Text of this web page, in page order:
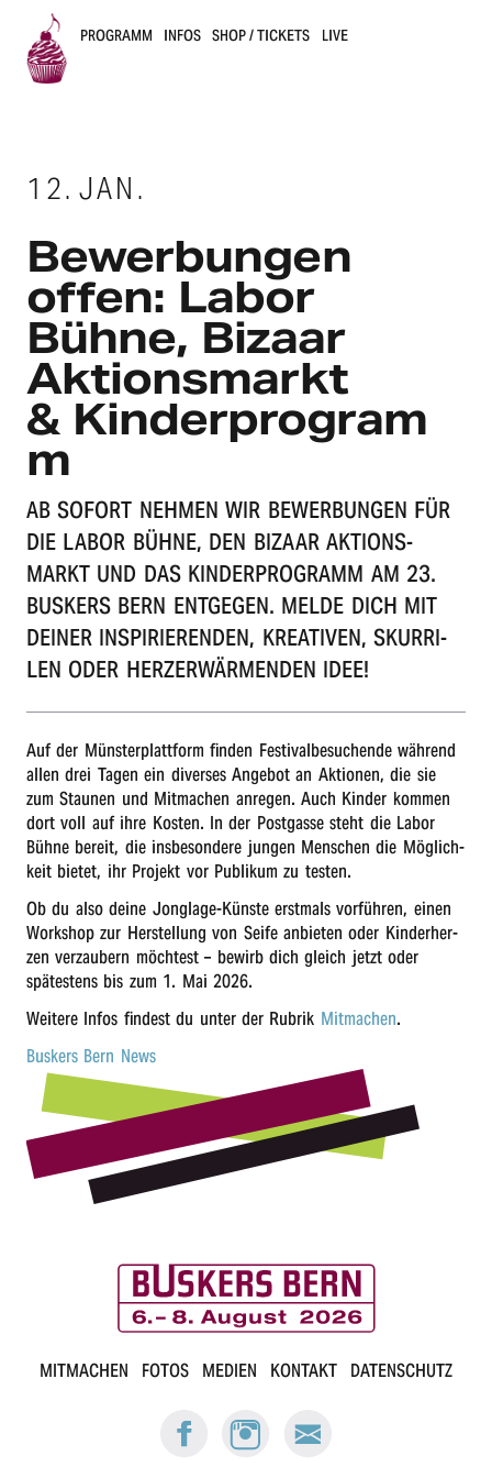
s
k
e
r
s
B
e
r
n
PROGRAMM INFOS SHOP / TICKETS LIVE
12.JAN.
Bewer­bun­gen
offen: Labor
Bühne, Bizaar
Akti­ons­markt
& Kinderprogram
m
AB SOFORT NEHMEN WIR BEWER­BUN­GEN FÜR
DIE LABOR BÜHNE, DEN BIZAAR AKTI­ONS­
MARKT UND DAS KINDER­PRO­GRAMM AM 23.
BUSKERS BERN ENTGE­GEN. MELDE DICH MIT
DEINER INSPI­RIE­REN­DEN, KREA­TI­VEN, SKUR­RI­
LEN ODER HERZ­ER­WÄR­MEN­DEN IDEE!
Auf der Müns­ter­platt­form finden Festi­val­be­su­chen­de während
allen drei Tagen ein diver­ses Ange­bot an Aktio­nen, die sie
zum Stau­nen und Mitma­chen anre­gen. Auch Kinder kommen
dort voll auf ihre Kosten. In der Post­gas­se steht die Labor
Bühne bereit, die insbe­son­de­re jungen Menschen die Möglich­
keit bietet, ihr Projekt vor Publi­kum zu testen.
Ob du also deine Jongla­ge-Küns­te erst­mals vorfüh­ren, einen
Work­shop zur Herstel­lung von Seife anbie­ten oder Kinder­her­
zen verzau­bern möch­test – bewirb dich gleich jetzt oder
spätes­tens bis zum 1. Mai 2026.
Weite­re Infos findest du unter der Rubrik Mitma­chen.
Buskers Bern News
B
s
MITMACHEN FOTOS MEDIEN KONTAKT DATENSCHUTZ
FACEBOOK:
BUSKERS
INSTAGRAM:
BUSKERS
E-
MAIL